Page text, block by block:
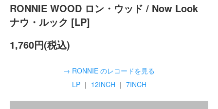
RONNIE WOOD ロン・ウッド / Now Look
ナウ・ルック [LP]
1,760円(税込)
→ RONNIE のレコードを見る
LP｜ 12INCH ｜ 7INCH